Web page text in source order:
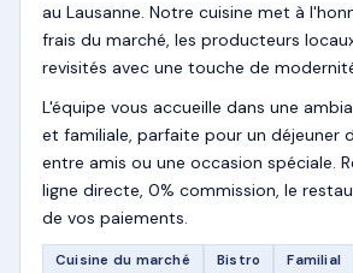
au Lausanne. Notre cuisine met à
frais du marché, les producteurs
revisités avec une touche de
L'équipe vous accueille dans une
et familiale, parfaite pour un déjeuner
entre amis ou une occasion spéciale.
ligne directe, 0% commission, le
de vos paiements.
Cuisine du marché Bistro
Familial